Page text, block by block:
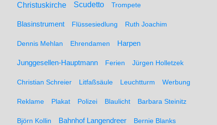
Christuskirche Scudetto Trompete
Blasinstrument Flüssesiedlung Ruth Joachim
Dennis Mehlan Ehrendamen Harpen
Junggesellen-Hauptmann Ferien Jürgen Holletzek
Christian Schreier Litfaßsäule Leuchtturm Werbung
Reklame Plakat Polizei Blaulicht Barbara Steinitz
Björn Kollin Bahnhof Langendreer Bernie Blanks